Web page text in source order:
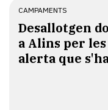
CAMPAMENTS
​Desallotgen
a Alins per
alerta que